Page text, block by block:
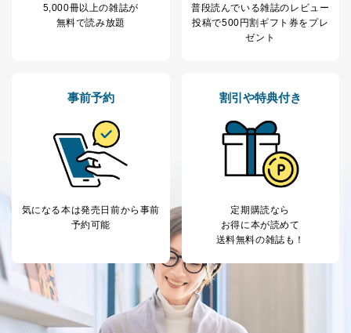
5,000冊以上の雑誌が
無料で読み放題
普段読んでいる雑誌のレビュー
投稿で500円割ギフト券をプレ
ゼント
事前予約
気になる本は発売日前から事前
予約可能
割引や特典付き
定期購読なら
お得に本が読めて
送料無料の雑誌も！